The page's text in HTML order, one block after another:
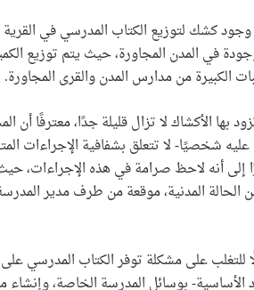
كشك لتوزيع الكتاب المدرسي في القرية
في المدن المجاورة، حيث يتم توزيع
الكبيرة من مدارس المدن والقرى المجاورة.
بها الأكشاك لا تزال قليلة جدًا، معترفًا أن
شخصيًا- لا تتعلق بشفافية الإجراءات
إلى أنه لاحظ صرامة في هذه
المدنية، موقعة من طرف مدير
للتغلب على مشكلة توفر الكتاب المدرسي
بوسائل المدرسة الخاصة، وإنشاء